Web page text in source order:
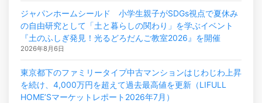
ジャパンホームシールド 小学生親子がSDGs視点で夏休み
の自由研究として「土と暮らしの関わり」を学ぶイベント
『土のふしぎ発見！光るどろだんご教室2026』を開催
2026年8月6日
東京都下のファミリータイプ中古マンションはじわじわ上昇
を続け、4,000万円を超えて過去最高値を更新（LIFULL
HOME’Sマーケットレポート2026年7月）